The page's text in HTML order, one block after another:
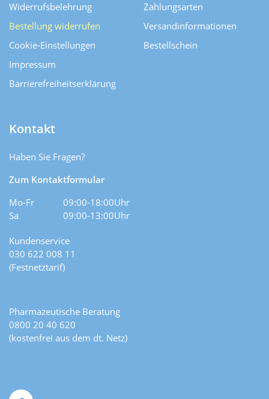
Widerrufsbelehrung
Bestellung widerrufen
Cookie-Einstellungen
Impressum
Barrierefreiheitserklärung
Zahlungsarten
Versand­informationen
Bestellschein
Kontakt
Haben Sie Fragen?
Zum Kontaktformular
Mo-Fr
09:00-18:00Uhr
Sa
09:00-13:00Uhr
Kundenservice
030 622 008 11
(Festnetztarif)
Pharmazeutische Beratung
0800 20 40 620
(kostenfrei aus dem dt. Netz)